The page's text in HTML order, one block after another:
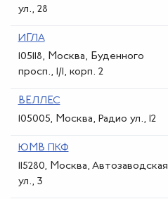
ул., 28
ИГЛА
105118, Москва, Буденного
просп., 1/1, корп. 2
ВЕЛЛЕС
105005, Москва, Радио ул., 12
ЮМВ ПКФ
115280, Москва, Автозаводская
ул., 3